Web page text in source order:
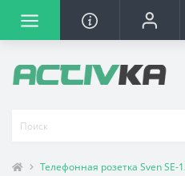
Телефонная розетка Sven SE-